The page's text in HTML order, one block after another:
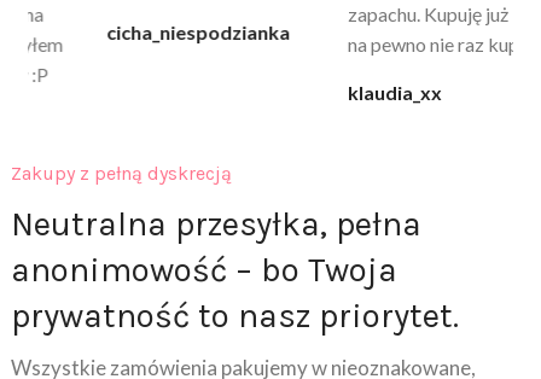
cicha_niespodzianka
zapachu. Kupuję już 3 raz i
na pewno nie raz kupie
klaudia_xx
Zakupy z pełną dyskrecją
Neutralna przesyłka, pełna
anonimowość – bo Twoja
prywatność to nasz priorytet.
Wszystkie zamówienia pakujemy w nieoznakowane,